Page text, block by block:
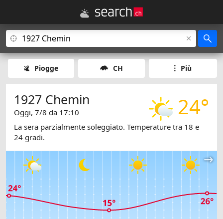
Piogge CH Più
24°
1927 Chemin
Oggi, 7/8 da 17:10
La sera parzialmente soleggiato. Temperature tra 18 e
24 gradi.